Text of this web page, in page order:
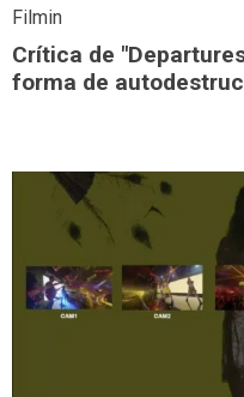
Filmin
Crítica de
forma de